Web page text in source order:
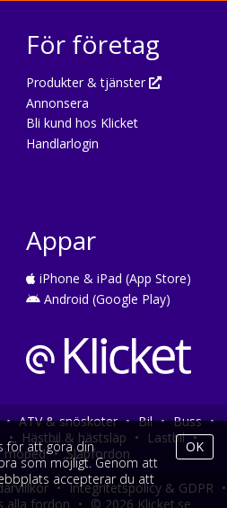
För företag
Produkter & tjänster
Annonsera
Bli kund hos Klicket
Handlarlogin
Appar
iPhone & iPad (App Store)
Android (Google Play)
• ATV & snöskoter • Bil • Buss •
• Hästbil & hästsläp • Lastbil •
moped • Släpfordon
• Integritetspolicy & GDPR •
alla fordon • © 2026 Klicket.se
för att göra din
som möjligt. Genom att
accepterar du att
OK